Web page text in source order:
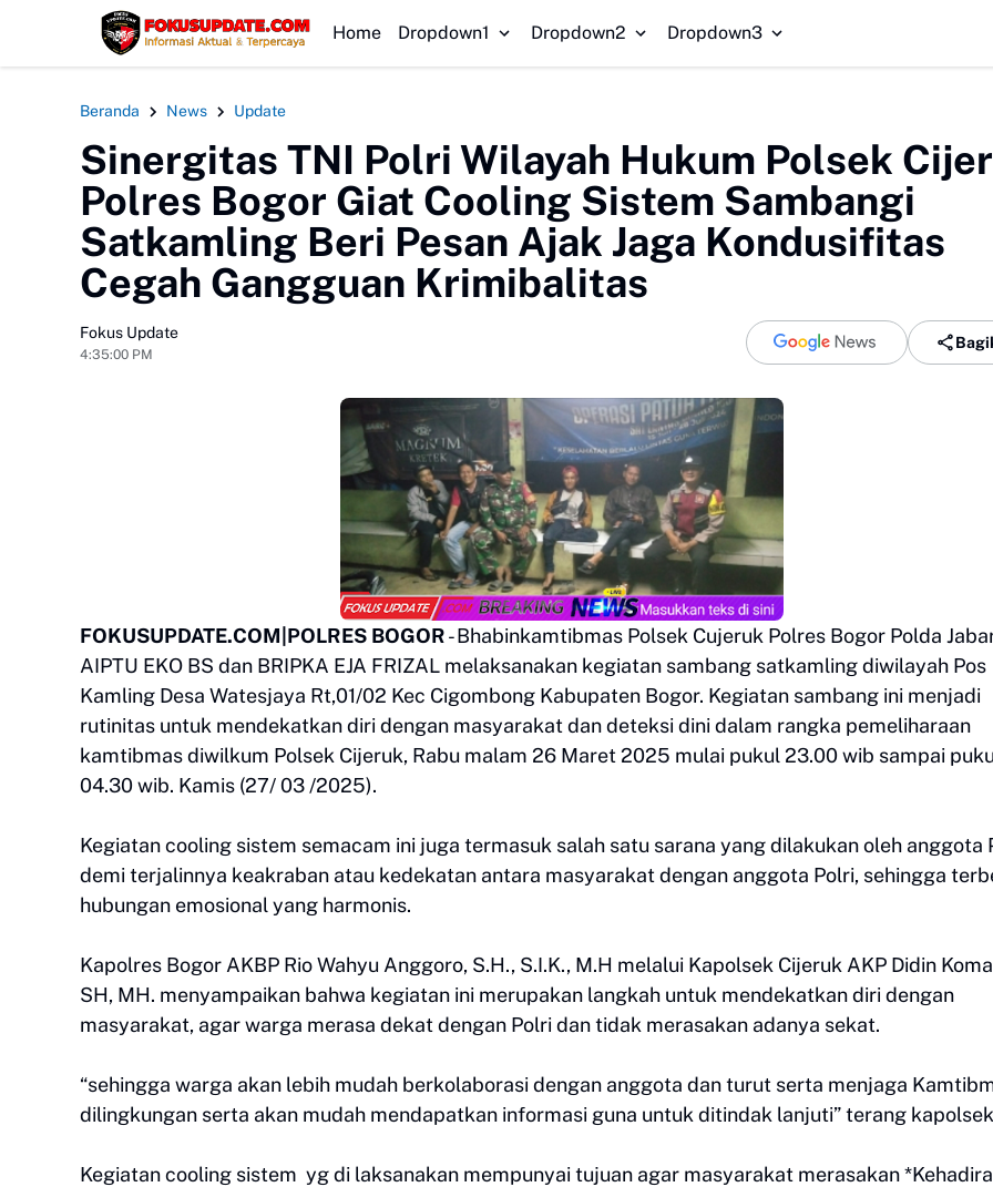
HEADLINE HGB Habis, Preman
Home Dropdown1 Dropdown2 Dropdown3
Beranda News Update
Sinergitas TNI Polri Wilayah Hukum Polsek
Polres Bogor Giat Cooling Sistem Sambangi
Satkamling Beri Pesan Ajak Jaga Kondusifitas
Cegah Gangguan Krimibalitas
Fokus Update
4:35:00 PM
FOKUSUPDATE.COM|POLRES BOGOR- Bhabinkamtibmas Polsek Cujeruk Polres Bogor Polda
AIPTU EKO BS dan BRIPKA EJA FRIZAL melaksanakan kegiatan sambang satkamling diwilayah Pos
Kamling Desa Watesjaya Rt,01/02 Kec Cigombong Kabupaten Bogor. Kegiatan sambang ini menjadi
rutinitas untuk mendekatkan diri dengan masyarakat dan deteksi dini dalam rangka pemeliharaan
kamtibmas diwilkum Polsek Cijeruk, Rabu malam 26 Maret 2025 mulai pukul 23.00 wib sampai
04.30 wib. Kamis (27/ 03 /2025).
Kegiatan cooling sistem semacam ini juga termasuk salah satu sarana yang dilakukan oleh anggota
demi terjalinnya keakraban atau kedekatan antara masyarakat dengan anggota Polri, sehingga
hubungan emosional yang harmonis.
Kapolres Bogor AKBP Rio Wahyu Anggoro, S.H., S.I.K., M.H melalui Kapolsek Cijeruk AKP Didin
SH, MH. menyampaikan bahwa kegiatan ini merupakan langkah untuk mendekatkan diri dengan
masyarakat, agar warga merasa dekat dengan Polri dan tidak merasakan adanya sekat.
“sehingga warga akan lebih mudah berkolaborasi dengan anggota dan turut serta menjaga
dilingkungan serta akan mudah mendapatkan informasi guna untuk ditindak lanjuti” terang kapolsek
Kegiatan cooling sistem yg di laksanakan mempunyai tujuan agar masyarakat merasakan